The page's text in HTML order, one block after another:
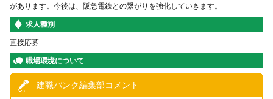
があります。今後は、阪急電鉄との繋がりを強化していきます。
求人種別
直接応募
職場環境について
建職バンク編集部コメント